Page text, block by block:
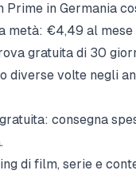
Prime in Germania
metà: €4,49 al
gratuita di 30
diverse volte negli
consegna
di film, serie e